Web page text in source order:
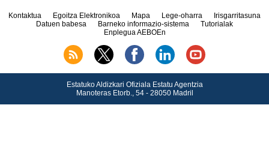
Kontaktua Egoitza Elektronikoa Mapa Lege-oharra
Irisgarritasuna
Datuen babesa
Barneko informazio-sistema
Tutorialak
Enplegua AEBOEn
Estatuko Aldizkari Ofiziala Estatu Agentzia
Manoteras Etorb., 54 - 28050 Madril